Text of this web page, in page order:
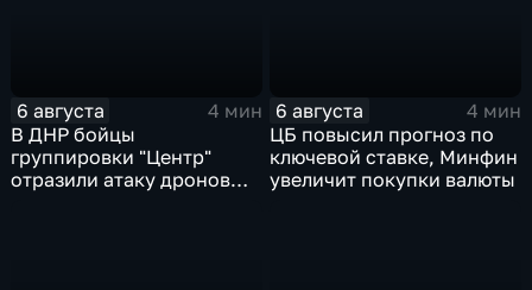
6 августа
4 мин
В ДНР бойцы
группировки "Центр"
отразили атаку дронов
6 августа
4 мин
ЦБ повысил прогноз по
ключевой ставке, Минфин
увеличит покупки валюты